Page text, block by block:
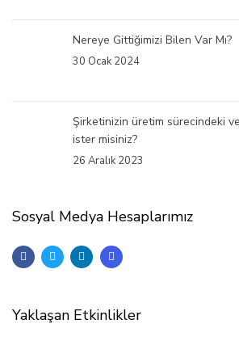
Nereye Gittiğimizi Bilen Var Mı?
30 Ocak 2024
Şirketinizin üretim sürecindeki
ister misiniz?
26 Aralık 2023
Sosyal Medya Hesaplarımız
Yaklaşan Etkinlikler